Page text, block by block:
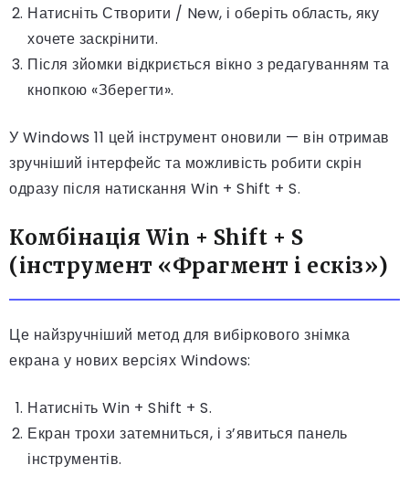
Натисніть Створити / New, і оберіть область, яку
хочете заскрінити.
Після зйомки відкриється вікно з редагуванням та
кнопкою «Зберегти».
У Windows 11 цей інструмент оновили — він отримав
зручніший інтерфейс та можливість робити скрін
одразу після натискання Win + Shift + S.
Комбінація Win + Shift + S
(інструмент «Фрагмент і ескіз»)
Це найзручніший метод для вибіркового знімка
екрана у нових версіях Windows:
Натисніть Win + Shift + S.
Екран трохи затемниться, і з’явиться панель
інструментів.